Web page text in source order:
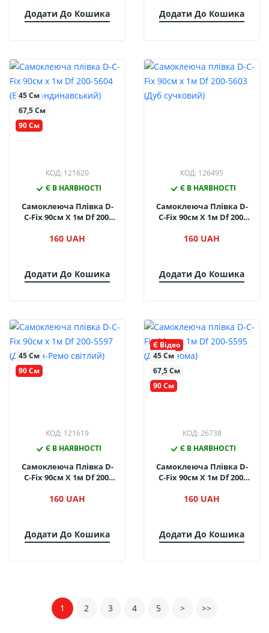
Додати До Кошика Додати До Кошика
45 См
67,5 См
90 См
КОД: 121620
Є В НАЯВНОСТІ
Самоклеюча Плівка D-
C-Fix 90см Х 1м Df 200-
Скандинавський)
160 UAH
Додати До Кошика
КОД: 126495
Є В НАЯВНОСТІ
Самоклеюча Плівка D-
C-Fix 90см Х 1м Df 200-
160 UAH
Додати До Кошика
45 См
90 См
КОД: 121619
Є В НАЯВНОСТІ
Самоклеюча Плівка D-
C-Fix 90см Х 1м Df 200-
Світлий)
160 UAH
Додати До Кошика
Є Відео
45 См
67,5 См
90 См
КОД: 26738
Є В НАЯВНОСТІ
Самоклеюча Плівка D-
C-Fix 90см Х 1м Df 200-
160 UAH
Додати До Кошика
1 2 3 4 5 > >>